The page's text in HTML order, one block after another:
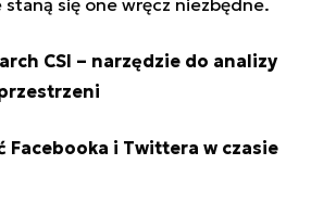
CSI – narzędzie do analizy
Facebooka i Twittera w czasie